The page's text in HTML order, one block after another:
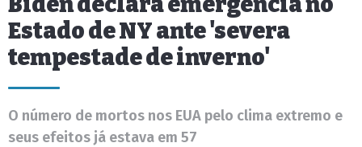
Estado de NY ante 'severa
tempestade de inverno'
O número de mortos nos EUA pelo clima extremo e
seus efeitos já estava em 57